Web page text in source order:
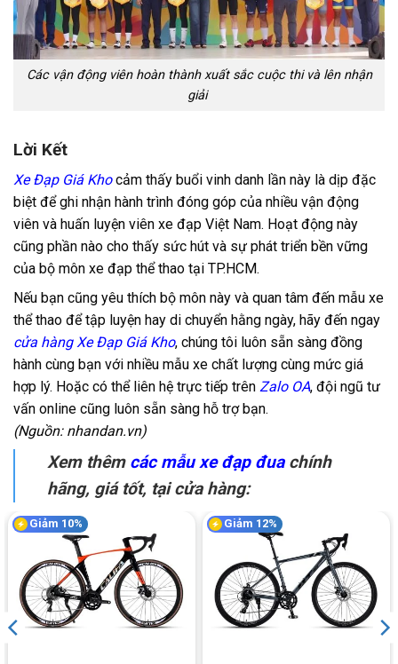
Các vận động viên hoàn thành xuất sắc cuộc thi và lên nhận
giải
Lời Kết
Xe Đạp Giá Khocảm thấy buổi vinh danh lần này là dịp đặc
biệt để ghi nhận hành trình đóng góp của nhiều vận động
viên và huấn luyện viên xe đạp Việt Nam. Hoạt động này
cũng phần nào cho thấy sức hút và sự phát triển bền vững
của bộ môn xe đạp thể thao tại TP.HCM.
Nếu bạn cũng yêu thích bộ môn này và quan tâm đến mẫu xe
thể thao để tập luyện hay di chuyển hằng ngày, hãy đến ngay
cửa hàng Xe Đạp Giá Kho, chúng tôi luôn sẵn sàng đồng
hành cùng bạn với nhiều mẫu xe chất lượng cùng mức giá
hợp lý. Hoặc có thể liên hệ trực tiếp trên Zalo OA, đội ngũ tư
vấn online cũng luôn sẵn sàng hỗ trợ bạn.
(Nguồn: nhandan.vn)
Xem thêm các mẫu xe đạp đuachính
hãng, giá tốt, tại cửa hàng:
Giảm 10% Giảm 12%